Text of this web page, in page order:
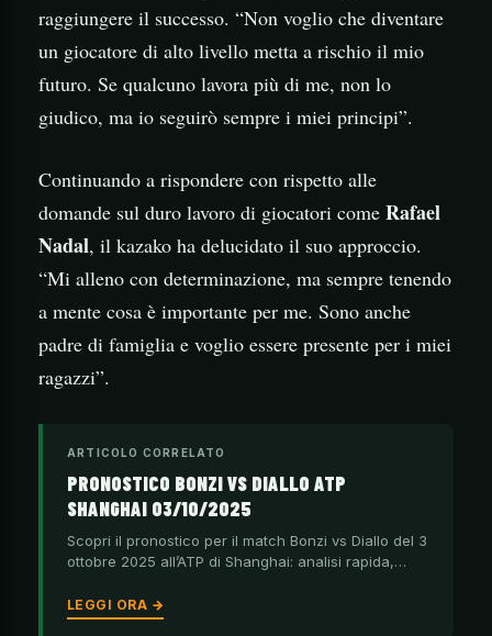
raggiungere il successo. “Non voglio che diventare
un giocatore di alto livello metta a rischio il mio
futuro. Se qualcuno lavora più di me, non lo
giudico, ma io seguirò sempre i miei principi”.
Continuando a rispondere con rispetto alle
domande sul duro lavoro di giocatori come Rafael
Nadal, il kazako ha delucidato il suo approccio.
“Mi alleno con determinazione, ma sempre tenendo
a mente cosa è importante per me. Sono anche
padre di famiglia e voglio essere presente per i miei
ragazzi”.
ARTICOLO CORRELATO
PRONOSTICO BONZI VS DIALLO ATP
SHANGHAI 03/10/2025
Scopri il pronostico per il match Bonzi vs Diallo del 3
ottobre 2025 all’ATP di Shanghai: analisi rapida,…
LEGGI ORA →